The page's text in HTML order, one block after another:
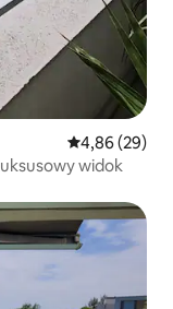
Średnia
4,86 (29)
widok